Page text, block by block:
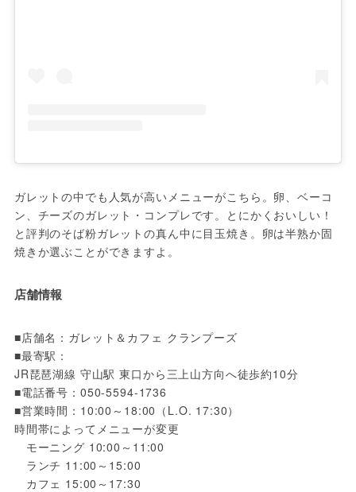
ガレットの中でも人気が高いメニューがこちら。卵、ベーコ
ン、チーズのガレット・コンプレです。とにかくおいしい！
と評判のそば粉ガレットの真ん中に目玉焼き。卵は半熟か固
焼きか選ぶことができますよ。
店舗情報
■店舗名：ガレット＆カフェ クランプーズ
■最寄駅：
JR琵琶湖線 守山駅 東口から三上山方向へ徒歩約10分
■電話番号：050-5594-1736
■営業時間：10:00～18:00（L.O. 17:30）
時間帯によってメニューが変更
モーニング 10:00～11:00
ランチ 11:00～15:00
カフェ 15:00～17:30